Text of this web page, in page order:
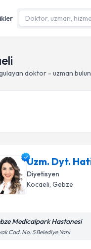
doktor - uzman
Uzm. Dyt.
Diyetisyen
Kocaeli, Gebze
Medicalpark Hastanesi
Cad. No: 5 Belediye Yanı